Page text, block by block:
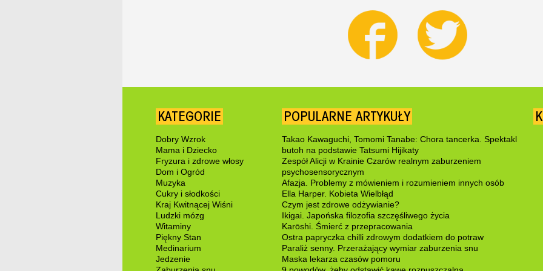
KATEGORIE
Dobry Wzrok
Mama i Dziecko
Fryzura i zdrowe włosy
Dom i Ogród
Muzyka
Cukry i słodkości
Kraj Kwitnącej Wiśni
Ludzki mózg
Witaminy
Piękny Stan
Medinarium
Jedzenie
POPULARNE ARTYKUŁY
Takao Kawaguchi, Tomomi Tanabe: Chora tancerka. Spektakl
butoh na podstawie Tatsumi Hijikaty
Zespół Alicji w Krainie Czarów realnym zaburzeniem
psychosensorycznym
Afazja. Problemy z mówieniem i rozumieniem innych osób
Ella Harper. Kobieta Wielbłąd
Czym jest zdrowe odżywianie?
Ikigai. Japońska filozofia szczęśliwego życia
Karōshi. Śmierć z przepracowania
Ostra papryczka chilli zdrowym dodatkiem do potraw
Paraliż senny. Przerażający wymiar zaburzenia snu
Maska lekarza czasów pomoru